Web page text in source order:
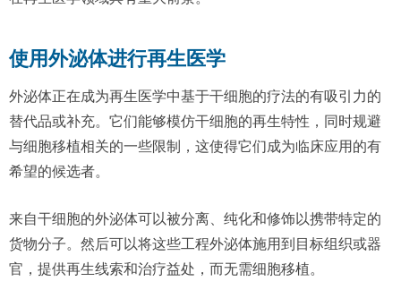
使用外泌体进行再生医学
外泌体正在成为再生医学中基于干细胞的疗法的有吸引力的
替代品或补充。它们能够模仿干细胞的再生特性，同时规避
与细胞移植相关的一些限制，这使得它们成为临床应用的有
希望的候选者。
来自干细胞的外泌体可以被分离、纯化和修饰以携带特定的
货物分子。然后可以将这些工程外泌体施用到目标组织或器
官，提供再生线索和治疗益处，而无需细胞移植。